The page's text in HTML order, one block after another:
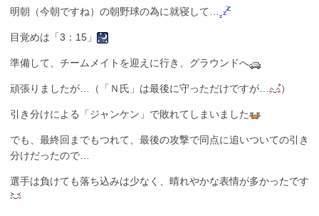
明朝（今朝ですね）の朝野球の為に就寝して…
目覚めは「3：15」
準備して、チームメイトを迎えに行き、グラウンドへ
頑張りましたが…（「Ｎ氏」は最後に守っただけですが… ）
引き分けによる「ジャンケン」で敗れてしまいました
でも、最終回までもつれて、最後の攻撃で同点に追いついての引き
分けだったので…
選手は負けても落ち込みは少なく、晴れやかな表情が多かったです